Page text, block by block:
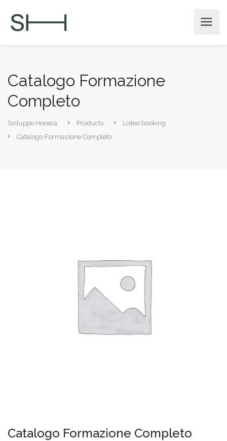
Catalogo Formazione
Completo
Sviluppo Horeca Products
Listeo booking
Catalogo Formazione Completo
Catalogo Formazione Completo